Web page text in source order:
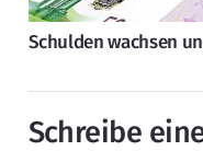
Schulden wachsen
Schreibe